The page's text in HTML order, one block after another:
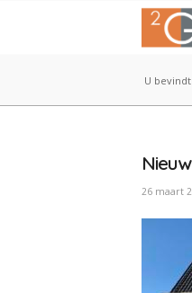
U
26 maart